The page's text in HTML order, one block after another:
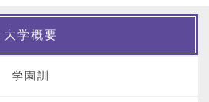
大学概要
学園訓